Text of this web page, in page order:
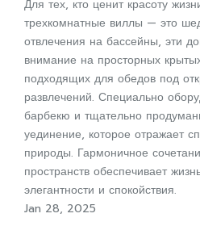
Для тех, кто ценит красоту
трехкомнатные виллы — это
отвлечения на бассейны, эти
внимание на просторных
подходящих для обедов под
развлечений. Специально
барбекю и тщательно
уединение, которое отражает
природы. Гармоничное
пространств обеспечивает
элегантности и спокойствия.
Jan 28, 2025